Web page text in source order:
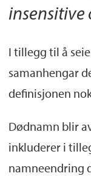
insensitive
I tillegg til å
samanhengar
definisjonen
Dødnamn blir
inkluderer i
namneendring